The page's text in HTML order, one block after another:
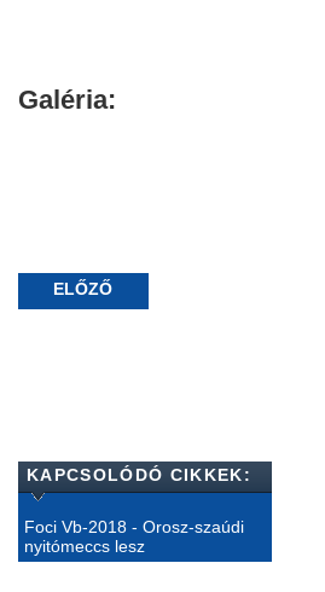
Galéria:
ELŐZŐ
KAPCSOLÓDÓ CIKKEK:
Foci Vb-2018 - Orosz-szaúdi
nyitómeccs lesz